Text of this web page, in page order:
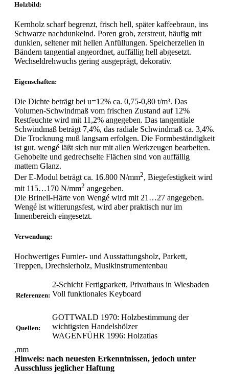
Holzbild:
Kernholz scharf begrenzt, frisch hell, später kaffeebraun, ins
Schwarze nachdunkelnd. Poren grob, zerstreut, häufig mit
dunklen, seltener mit hellen Anfüllungen. Speicherzellen in
Bändern tangential angeordnet, auffällig hell abgesetzt.
Wechseldrehwuchs gering ausgeprägt, dekorativ.
Eigenschaften:
Die Dichte beträgt bei u=12% ca. 0,75-0,80 t/m³. Das
Volumen-Schwindmaß vom frischen Zustand auf 12%
Restfeuchte wird mit 11,2% angegeben. Das tangentiale
Schwindmaß beträgt 7,4%, das radiale Schwindmaß ca. 3,4%.
Die Trocknung muß langsam erfolgen. Die Formbeständigkeit
ist gut. wengé läßt sich nur mit allen Werkzeugen bearbeiten.
Gehobelte und gedrechselte Flächen sind von auffällig
mattem Glanz.
Der E-Modul beträgt ca. 16.800 N/mm2, Biegefestigkeit wird
mit 115…170 N/mm2 angegeben.
Die Brinell-Härte von Wengé wird mit 21…27 angegeben.
Wengé ist witterungsfest, wird aber praktisch nur im
Innenbereich eingesetzt.
Verwendung:
Hochwertiges Furnier- und Ausstattungsholz, Parkett,
Treppen, Drechslerholz, Musikinstrumentenbau
Referenzen:
2-Schicht Fertigparkett, Privathaus in Wiesbaden
Voll funktionales Keyboard
Quellen:
GOTTWALD 1970: Holzbestimmung der
wichtigsten Handelshölzer
WAGENFÜHR 1996: Holzatlas
,mm
Hinweis: nach neuesten Erkenntnissen, jedoch unter
Ausschluss jeglicher Haftung